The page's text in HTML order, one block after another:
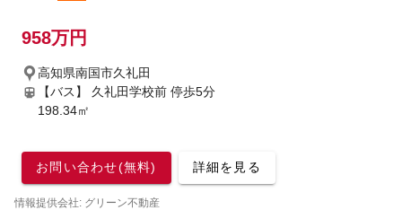
958万円
高知県南国市久礼田
【バス】 久礼田学校前 停歩5分
198.34㎡
お問い合わせ(無料) 詳細を見る
情報提供会社: グリーン不動産